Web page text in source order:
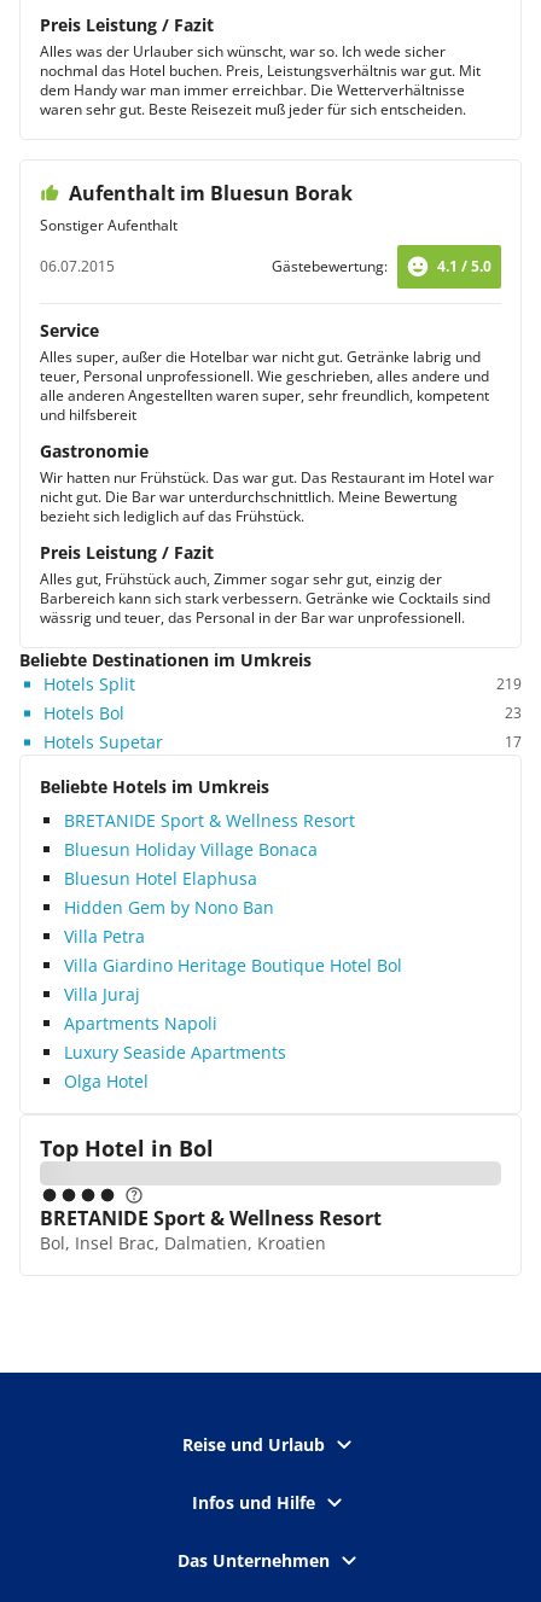
Preis Leistung / Fazit
Alles was der Urlauber sich wünscht, war so. Ich wede sicher
nochmal das Hotel buchen. Preis, Leistungsverhältnis war gut. Mit
dem Handy war man immer erreichbar. Die Wetterverhältnisse
waren sehr gut. Beste Reisezeit muß jeder für sich entscheiden.
Aufenthalt im Bluesun Borak
Sonstiger Aufenthalt
06.07.2015
Gästebewertung: 4.1 / 5.0
Service
Alles super, außer die Hotelbar war nicht gut. Getränke labrig und
teuer, Personal unprofessionell. Wie geschrieben, alles andere und
alle anderen Angestellten waren super, sehr freundlich, kompetent
und hilfsbereit
Gastronomie
Wir hatten nur Frühstück. Das war gut. Das Restaurant im Hotel war
nicht gut. Die Bar war unterdurchschnittlich. Meine Bewertung
bezieht sich lediglich auf das Frühstück.
Preis Leistung / Fazit
Alles gut, Frühstück auch, Zimmer sogar sehr gut, einzig der
Barbereich kann sich stark verbessern. Getränke wie Cocktails sind
wässrig und teuer, das Personal in der Bar war unprofessionell.
Beliebte Destinationen im Umkreis
Hotels Split
219
Hotels Bol 23
Hotels Supetar 17
Beliebte Hotels im Umkreis
BRETANIDE Sport & Wellness Resort
Bluesun Holiday Village Bonaca
Bluesun Hotel Elaphusa
Hidden Gem by Nono Ban
Villa Petra
Villa Giardino Heritage Boutique Hotel Bol
Villa Juraj
Apartments Napoli
Luxury Seaside Apartments
Olga Hotel
Top Hotel in Bol
BRETANIDE Sport & Wellness Resort
Bol, Insel Brac, Dalmatien, Kroatien
Reise und Urlaub
Infos und Hilfe
Das Unternehmen